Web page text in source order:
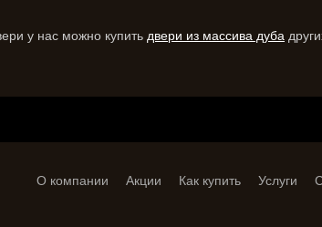
у нас можно купить двери из массива дуба
О компании Акции Как купить Услуги